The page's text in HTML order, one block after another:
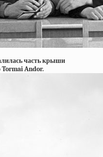
часть крыши
Tormai Andor.